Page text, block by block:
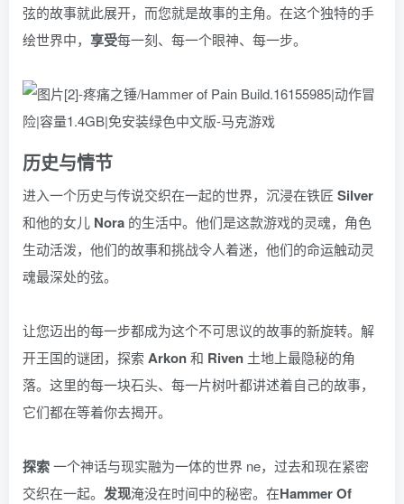
弦的故事就此展开，而您就是故事的主角。在这个独特的手
绘世界中， 享受每一刻、每一个眼神、每一步。
历史与情节
进入一个历史与传说交织在一起的世界，沉浸在铁匠 Silver
和他的女儿 Nora 的生活中。他们是这款游戏的灵魂，角色
生动活泼，他们的故事和挑战令人着迷，他们的命运触动灵
魂最深处的弦。
让您迈出的每一步都成为这个不可思议的故事的新旋转。解
开王国的谜团，探索 Arkon和 Riven 土地上最隐秘的角
落。这里的每一块石头、每一片树叶都讲述着自己的故事，
它们都在等着你去揭开。
探索一个神话与现实融为一体的世界 ne，过去和现在紧密
交织在一起。 发现淹没在时间中的秘密。在Hammer Of